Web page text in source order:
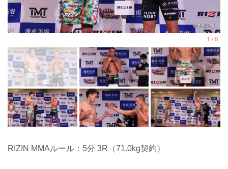
RIZIN MMAルール：5分 3R（71.0kg契約）